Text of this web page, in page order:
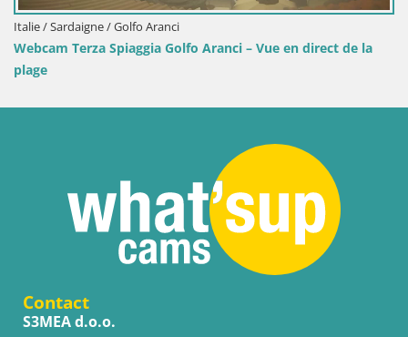
Italie / Sardaigne / Golfo Aranci
Webcam Terza Spiaggia Golfo Aranci – Vue en direct de la
plage
Contact
S3MEA d.o.o.